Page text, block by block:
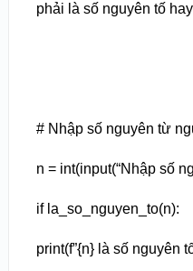
phải là số nguyên tố
# Nhập số nguyên từ
n = int(input(“Nhập số
if la_so_nguyen_to(n):
print(f”{n} là số nguyên